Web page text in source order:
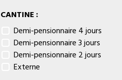
CANTINE :
Demi-pensionnaire 4 jours
Demi-pensionnaire 3 jours
Demi-pensionnaire 2 jours
Externe